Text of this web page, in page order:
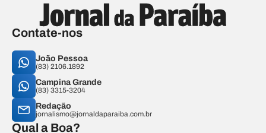
Contate-nos
João Pessoa
(83) 2106.1892
Campina Grande
(83) 3315-3204
Redação
jornalismo@jornaldaparaiba.com.br
Qual a Boa?